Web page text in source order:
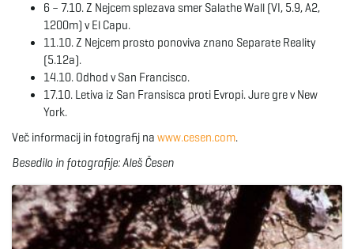
6 – 7.10. Z Nejcem splezava smer Salathe Wall (VI, 5.9, A2,
1200m) v El Capu.
11.10. Z Nejcem prosto ponoviva znano Separate Reality
(5.12a).
14.10. Odhod v San Francisco.
17.10. Letiva iz San Fransisca proti Evropi. Jure gre v New
York.
Več informacij in fotografij na www.cesen.com.
Besedilo in fotografije: Aleš Česen